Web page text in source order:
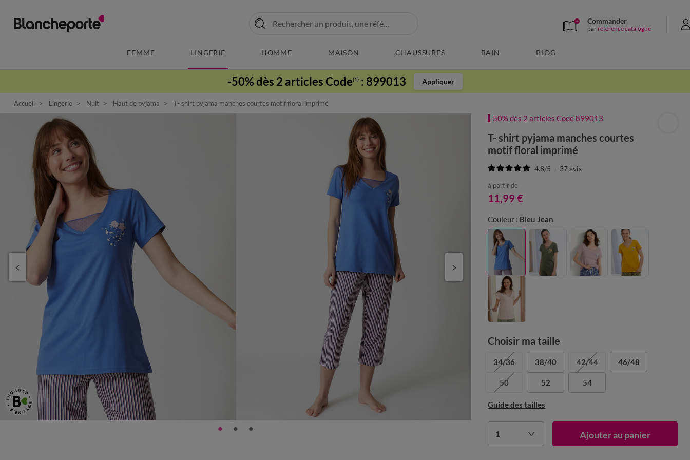
Commander
par référence catalogue
FEMME LINGERIE HOMME MAISON CHAUSSURES BAIN BLOG
-50% dès 2 articles Code(1) : 899013 Appliquer
Accueil Lingerie Nuit Haut de pyjama T- shirt pyjama manches courtes motif floral imprimé
-50% dès 2 articles Code 899013
T- shirt pyjama manches courtes
motif floral imprimé
4.8/5 - 37avis
à partir de
11,99 €
Couleur : Bleu Jean
Choisir ma taille
34/36 38/40 42/44 46/48
50 52 54
Guide des tailles
1 Ajouter au panier